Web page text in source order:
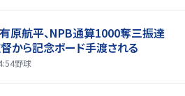
有原航平、NPB通算1000奪三振達
ら記念ボード手渡される
野球